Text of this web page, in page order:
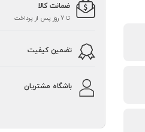
ضمانت کالا
تا 7 روز پس از پرداخت
تضمین کیفیت
باشگاه مشتریان